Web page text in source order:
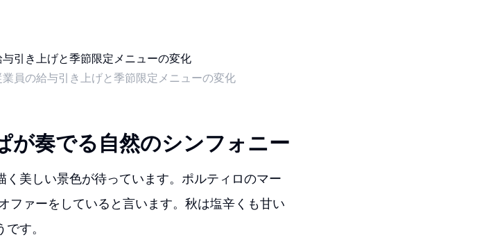
員の給与引き上げと季節限定メニューの変化
が奏でる自然のシンフォニー
美しい景色が待っています。ポルティロのマー
ファーをしていると言います。秋は塩辛くも甘い
す。